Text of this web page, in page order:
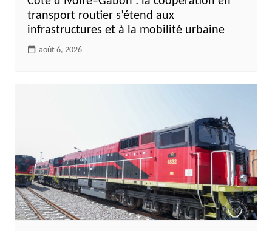
transport routier s’étend aux
infrastructures et à la mobilité urbaine
août 6, 2026